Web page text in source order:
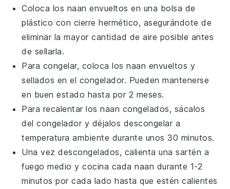
Coloca los naan envueltos en una bolsa de
plástico con cierre hermético, asegurándote de
eliminar la mayor cantidad de aire posible antes
de sellarla.
Para congelar, coloca losnaan envueltos y
sellados en el congelador. Pueden mantenerse
en buen estado hasta por 2 meses.
Para recalentar losnaan congelados, sácalos
del congelador y déjalos descongelar a
temperatura ambiente durante unos 30 minutos.
Una vez descongelados, calienta una sartén a
fuego medio y cocina cadanaan durante 1-2
minutos por cada lado hasta que estén calientes